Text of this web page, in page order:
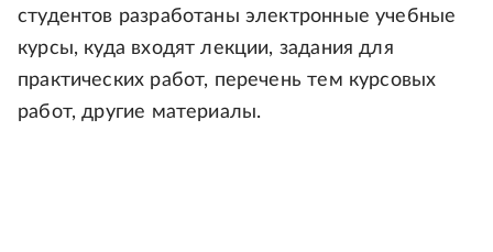
студентов разработаны электронные учебные
курсы, куда входят лекции, задания для
практических работ, перечень тем курсовых
работ, другие материалы.